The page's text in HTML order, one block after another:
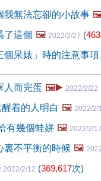
我無法忘卻的小故事
了這個 🖼️ 2022/2/27 (
個呆婊」時的注意事項
人而完蛋 🖼️▶️ 2022/2/22
着的人明白 🖼️ 2022/2/
有幾個蛙姘 🖼️ 2022/2/17
裏不平衡的時候 🖼️
2022/2/12 (369,617次)